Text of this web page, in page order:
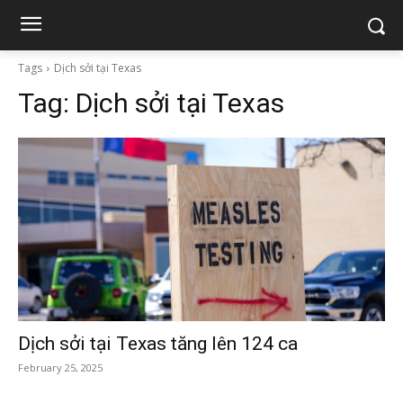
Tags Dịch sởi tại Texas
Tag: Dịch sởi tại Texas
Dịch sởi tại Texas tăng lên 124 ca
February 25, 2025